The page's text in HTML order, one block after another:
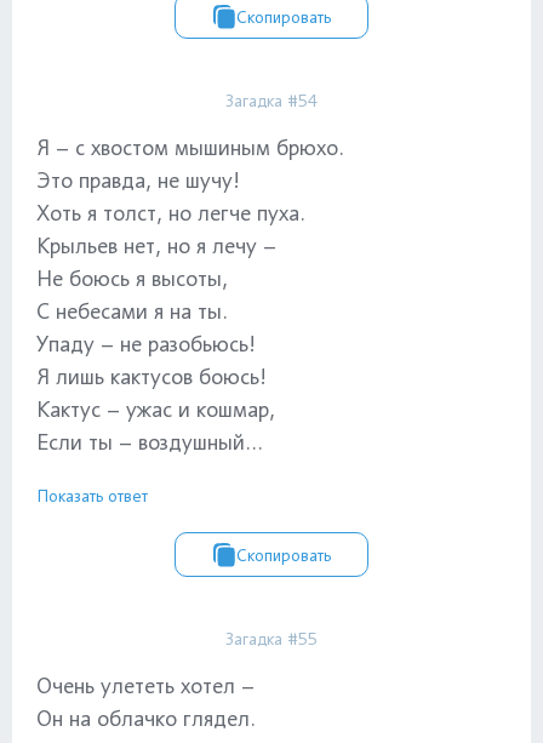
Скопировать
Загадка #54
Я – с хвостом мышиным брюхо.
Это правда, не шучу!
Хоть я толст, но легче пуха.
Крыльев нет, но я лечу –
Не боюсь я высоты,
С небесами я на ты.
Упаду – не разобьюсь!
Я лишь кактусов боюсь!
Кактус – ужас и кошмар,
Если ты – воздушный...
Показать ответ
Скопировать
Загадка #55
Очень улететь хотел –
Он на облачко глядел.